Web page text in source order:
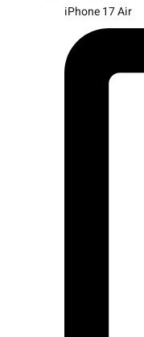
iPhone 17 Air